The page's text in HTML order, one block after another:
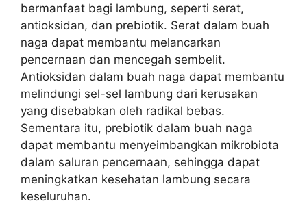
bermanfaat bagi lambung, seperti serat,
antioksidan, dan prebiotik. Serat dalam buah
naga dapat membantu melancarkan
pencernaan dan mencegah sembelit.
Antioksidan dalam buah naga dapat membantu
melindungi sel-sel lambung dari kerusakan
yang disebabkan oleh radikal bebas.
Sementara itu, prebiotik dalam buah naga
dapat membantu menyeimbangkan mikrobiota
dalam saluran pencernaan, sehingga dapat
meningkatkan kesehatan lambung secara
keseluruhan.